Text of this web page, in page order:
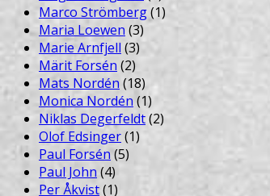
Marco Strömberg(1)
Maria Loewen (3)
Marie Arnfjell (3)
Märit Forsén (2)
Mats Nordén (18)
Monica Nordén (1)
Niklas Degerfeldt(2)
Olof Edsinger(1)
Paul Forsén (5)
Paul John (4)
Per Åkvist(1)